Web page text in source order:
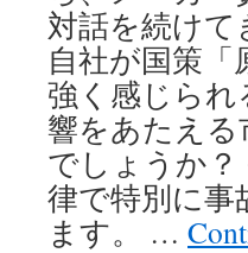
対話を続け
自社が国策
強く感じられ
響をあたえ
でしょうか
律で特別に
ます。 …